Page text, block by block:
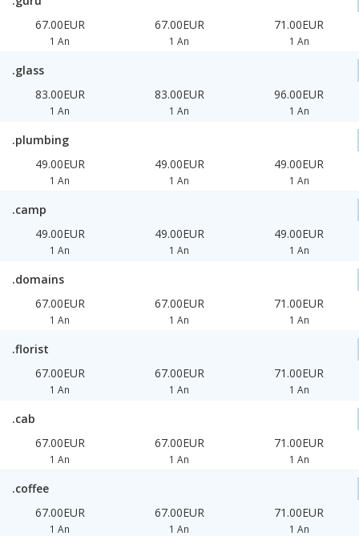
67.00EUR
1 An
67.00EUR
1 An
71.00EUR
1 An
.glass
83.00EUR
1 An
83.00EUR
1 An
96.00EUR
1 An
.plumbing
49.00EUR
1 An
49.00EUR
1 An
49.00EUR
1 An
.camp
49.00EUR
1 An
49.00EUR
1 An
49.00EUR
1 An
.domains
67.00EUR
1 An
67.00EUR
1 An
71.00EUR
1 An
.florist
67.00EUR
1 An
67.00EUR
1 An
71.00EUR
1 An
.cab
67.00EUR
1 An
67.00EUR
1 An
71.00EUR
1 An
.coffee
67.00EUR
1 An
67.00EUR
1 An
71.00EUR
1 An